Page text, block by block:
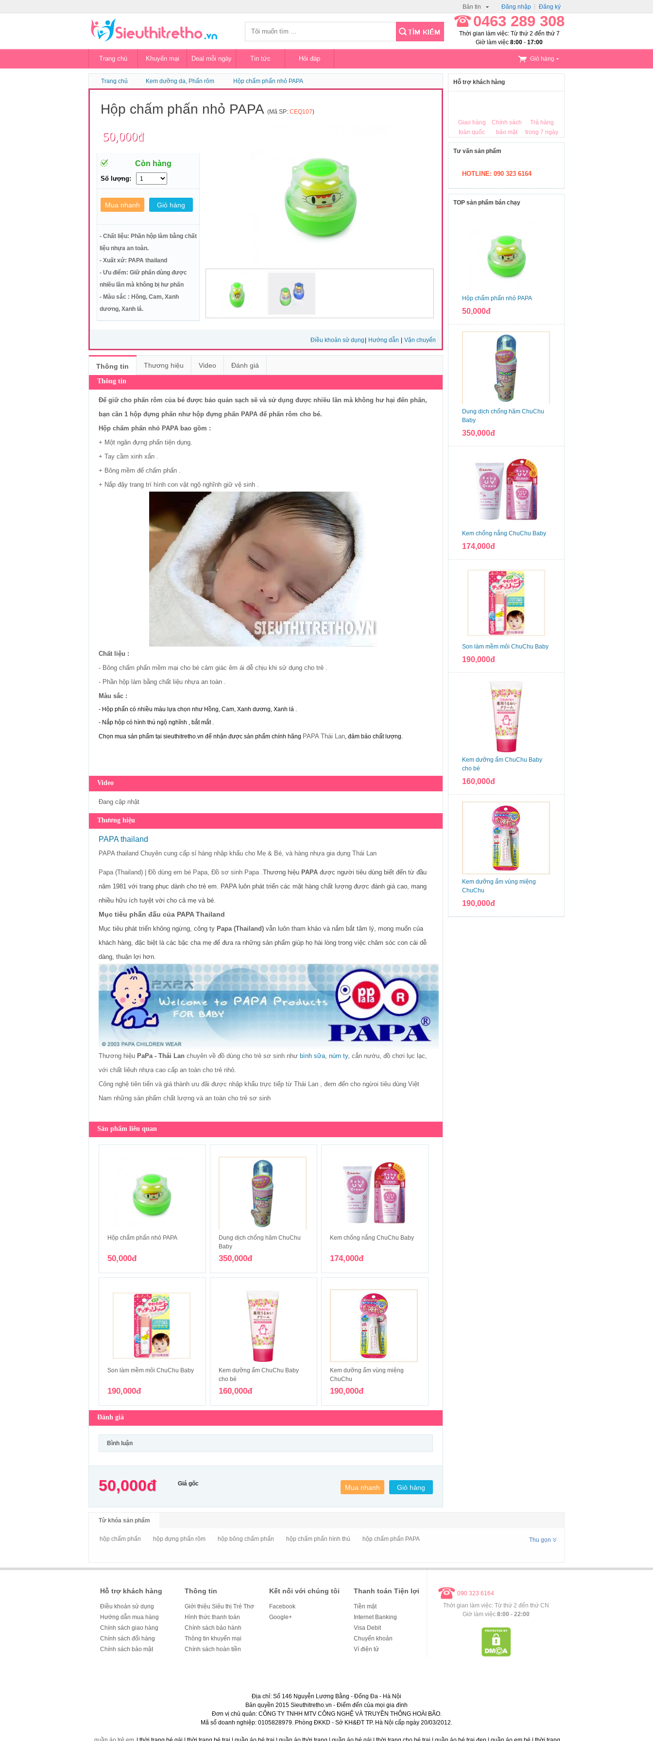
Đăng nhập Đăng ký
Bản tin
0463 289 308
Thời gian làm việc: Từ thứ 2 đến thứ 7
Giờ làm việc 8:00 - 17:00
Trang chủ Khuyến mại Deal mỗi ngày Tin tức Hỏi đáp Giỏ hàng
Trang chủ Kem dưỡng da, Phấn rôm Hộp chấm phấn nhỏ PAPA
Hộp chấm phấn nhỏ PAPA (Mã SP: CEQ107)
50,000đ
Còn hàng
Số lượng:
- Chất liệu: Phần hộp làm bằng chất
liệu nhựa an toàn.
- Xuất xứ: PAPA thailand
- Ưu điểm: Giữ phấn dùng được
nhiều lần mà không bị hư phấn
- Màu sắc : Hồng, Cam, Xanh
dương, Xanh lá.
Điều khoản sử dụng Hướng dẫn Vận chuyển
Thông tin Thương hiệu Video Đánh giá
Thông tin
Để giữ cho phấn rôm của bé được bảo quản sạch sẽ và sử dụng được nhiều lần mà không hư hại đến phấn,
bạn cần 1 hộp đựng phấn như hộp đựng phấn PAPA để phấn rôm cho bé.
Hộp chấm phấn nhỏ PAPA bao gồm :
+ Một ngăn đựng phấn tiện dụng.
+ Tay cầm xinh xắn .
+ Bông mềm để chấm phấn .
+ Nắp đậy trang trí hình con vật ngộ nghĩnh giữ vệ sinh .
Chất liệu :
- Bông chấm phấn mềm mại cho bé cảm giác êm ái dễ chịu khi sử dụng cho trẻ .
- Phần hộp làm bằng chất liệu nhựa an toàn .
Màu sắc :
- Hộp phấn có nhiều màu lựa chọn như Hồng, Cam, Xanh dương, Xanh lá .
- Nắp hộp có hình thú ngộ nghĩnh , bắt mắt .
Chọn mua sản phẩm tại sieuthitretho.vn để nhận được sản phẩm chính hãng PAPA Thái Lan, đảm bảo chất lượng.
Video
Đang cập nhật
Thương hiệu
PAPA thailand
PAPA thailand Chuyên cung cấp sỉ hàng nhập khẩu cho Mẹ & Bé, và hàng nhựa gia dụng Thái Lan
Papa (Thailand) | Đồ dùng em bé Papa, Đồ sơ sinh Papa .Thương hiệu PAPA được người tiêu dùng biết đến từ đầu
năm 1981 với trang phục dành cho trẻ em. PAPA luôn phát triển các mặt hàng chất lượng được đánh giá cao, mang
nhiều hữu ích tuyệt vời cho cả mẹ và bé.
Mục tiêu phấn đấu của PAPA Thailand
Mục tiêu phát triển không ngừng, công ty Papa (Thailand) vẫn luôn tham khảo và nắm bắt tâm lý, mong muốn của
khách hàng, đặc biệt là các bậc cha mẹ để đưa ra những sản phẩm giúp họ hài lòng trong việc chăm sóc con cái dễ
dàng, thuận lợi hơn.
Thương hiệu PaPa - Thái Lan chuyên về đồ dùng cho trẻ sơ sinh như bình sữa, núm ty, cắn nướu, đồ chơi lục lạc,
với chất liêuh nhựa cao cấp an toàn cho trẻ nhỏ.
Công nghệ tiên tiến và giá thành ưu đãi được nhập khẩu trực tiếp từ Thái Lan , đem đến cho ngừoi tiêu dùng Việt
Nam những sản phẩm chất lượng và an toàn cho trẻ sơ sinh
Sản phẩm liên quan
Hộp chấm phấn nhỏ PAPA
50,000đ
Dung dịch chống hăm ChuChu
Baby
350,000đ
Kem chống nắng ChuChu Baby
174,000đ
Son làm mềm môi ChuChu Baby
190,000đ
Kem dưỡng ẩm ChuChu Baby
cho bé
160,000đ
Kem dưỡng ẩm vùng miệng
ChuChu
190,000đ
Đánh giá
Bình luận
50,000đ Giá gốc
Hỗ trợ khách hàng
Giao hàng
toàn quốc
Chính sách
bảo mật
Trả hàng
trong 7 ngày
Tư vấn sản phẩm
HOTLINE: 090 323 6164
TOP sản phẩm bán chạy
Hộp chấm phấn nhỏ PAPA
50,000đ
Dung dịch chống hăm ChuChu
Baby
350,000đ
Kem chống nắng ChuChu Baby
174,000đ
Son làm mềm môi ChuChu Baby
190,000đ
Kem dưỡng ẩm ChuChu Baby
cho bé
160,000đ
Kem dưỡng ẩm vùng miệng
ChuChu
190,000đ
Từ khóa sản phẩm
hộp chấm phấn hộp đựng phấn rôm hộp bông chấm phấn hộp chấm phấn hình thú hộp chấm phấn PAPA Thu gọn
Hỗ trợ khách hàng
Điều khoản sử dụng
Hướng dẫn mua hàng
Chính sách giao hàng
Chính sách đổi hàng
Chính sách bảo mật
Thông tin
Giới thiệu Siêu thị Trẻ Thơ
Hình thức thanh toán
Chính sách bảo hành
Thông tin khuyến mại
Chính sách hoàn tiền
Kết nối với chúng tôi
Facebook
Google+
Thanh toán Tiện lợi
Tiền mặt
Internet Banking
Visa Debit
Chuyển khoản
Ví điện tử
090 323 6164
Thời gian làm việc: Từ thứ 2 đến thứ CN
Giờ làm việc 8:00 - 22:00
Địa chỉ: Số 146 Nguyễn Lương Bằng - Đống Đa - Hà Nội
Bản quyền 2015 Sieuthitretho.vn - Điểm đến của mọi gia đình
Đơn vị chủ quản: CÔNG TY TNHH MTV CÔNG NGHỆ VÀ TRUYỀN THÔNG HOÀI BÃO.
Mã số doanh nghiệp: 0105828979. Phòng ĐKKD - Sở KH&ĐT TP. Hà Nội cấp ngày 20/03/2012.